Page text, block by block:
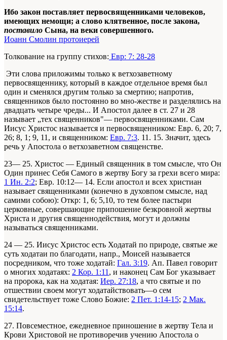
Ибо закон поставляет первосвященниками человеков,
имеющих немощи; а слово клятвенное, после закона,
поставило Сына, на веки совершенного.
Иоанн Смолин протоиерей
Толкование на группу стихов: Евр: 7: 28-28
Эти слова приложимы только к ветхозаветному
первосвященнику, который в каждое отдельное время был
один и сменялся другим только за смертию; напротив,
священников было постоянно во мно-жестве и разделялись на
двадцать четыре чреды... И Апостол далее в ст. 27 и 28
называет „тех священников"— первосвященниками. Сам
Иисус Христос называется и первосвященником: Евр. 6, 20; 7,
26; 8, 1; 9, 11, и священником: Евр. 7:3. 11. 15. Значит, здесь
речь у Апостола о ветхозаветном священстве.
23— 25. Христос — Единый священник в том смысле, что Он
Один принес Себя Самого в жертву Богу за грехи всего мира:
1 Ин. 2:2; Евр. 10:12— 14. Если апостол и всех христиан
называет священниками (конечно в духовпом смысле, над
самими собою): Откр: 1, 6; 5,10, то тем более пастыри
церковные, совершающие припошение безкровной жертвы
Христа и другия священнодействия, могут и должны
называться священниками.
24 — 25. Иисус Христос есть Ходатай по природе, святые же
суть ходатаи по благодати, напр., Моисей называется
посредником, что тоже ходатай: Гал. 3:19. Ап. Павел говорит
о многих ходатаях: 2 Кор. 1:11 , и наконец Сам Бог указывает
на пророка, как на ходатая: Иер. 27:18, а что святые и по
отшествии своем могут ходатайствовать—о сем
свидетельствует тоже Слово Божие: 2 Пет. 1:14-15; 2 Мак.
15:14.
27. Повсеместное, ежедневное приношение в жертву Тела и
Крови Христовой не противоречив учению Апостола о